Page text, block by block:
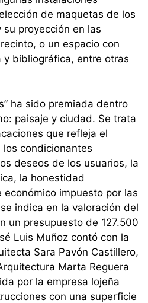
de maquetas de los
proyección en las
o un espacio con
bibliográfica, entre otras
ha sido premiada dentro
paisaje y ciudad. Se trata
que refleja el
condicionantes
deseos de los usuarios, la
la honestidad
impuesto por las
indica en la valoración del
un presupuesto de 127.500
Luis Muñoz contó con la
Sara Pavón Castillero,
Marta Reguera
por la empresa lojeña
con una superficie